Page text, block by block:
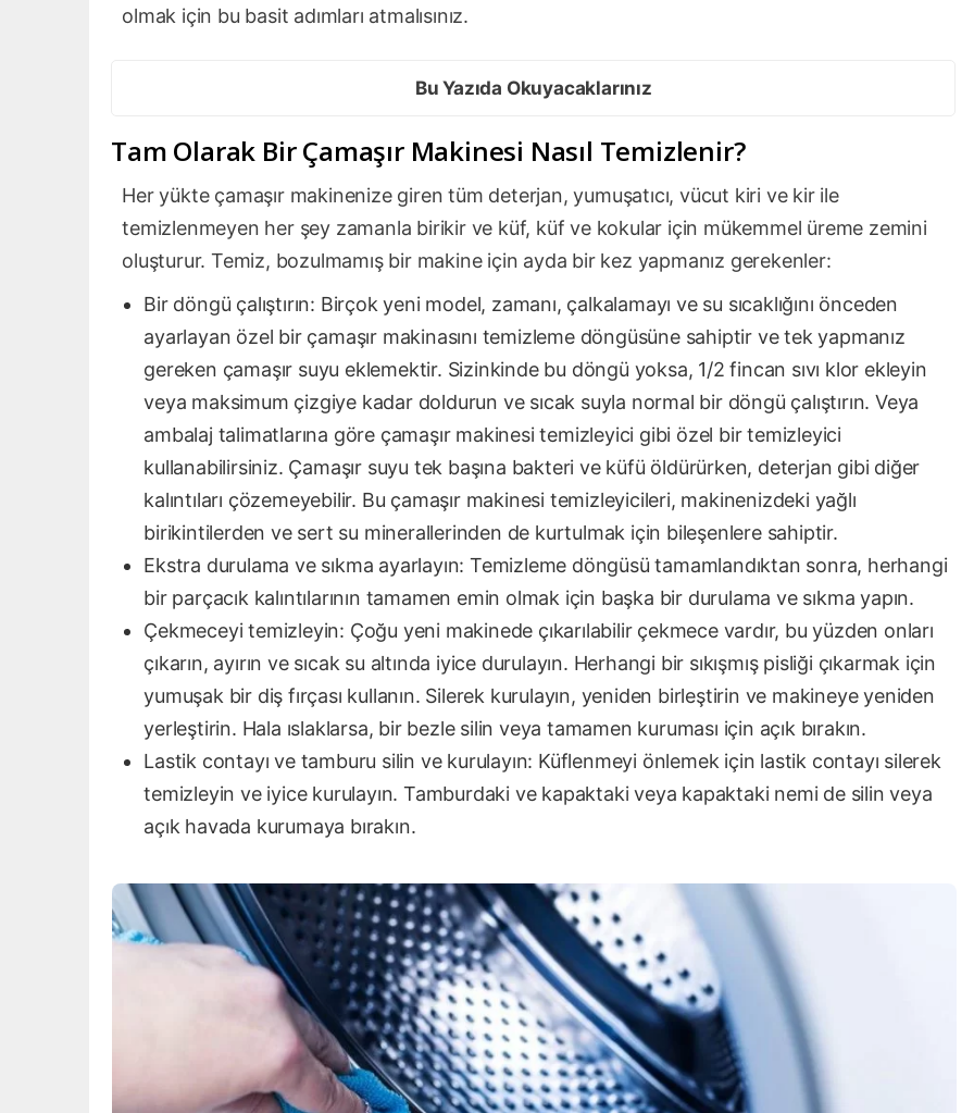
olmak için bu basit adımları atmalısınız.
Bu Yazıda Okuyacaklarınız
Tam Olarak Bir Çamaşır Makinesi Nasıl Temizlenir?
Her yükte çamaşır makinenize giren tüm deterjan, yumuşatıcı, vücut kiri ve kir ile
temizlenmeyen her şey zamanla birikir ve küf, küf ve kokular için mükemmel üreme zemini
oluşturur. Temiz, bozulmamış bir makine için ayda bir kez yapmanız gerekenler:
Bir döngü çalıştırın: Birçok yeni model, zamanı, çalkalamayı ve su sıcaklığını önceden
ayarlayan özel bir çamaşır makinasını temizleme döngüsüne sahiptir ve tek yapmanız
gereken çamaşır suyu eklemektir. Sizinkinde bu döngü yoksa, 1/2 fincan sıvı klor ekleyin
veya maksimum çizgiye kadar doldurun ve sıcak suyla normal bir döngü çalıştırın. Veya
ambalaj talimatlarına göre çamaşır makinesi temizleyici gibi özel bir temizleyici
kullanabilirsiniz. Çamaşır suyu tek başına bakteri ve küfü öldürürken, deterjan gibi diğer
kalıntıları çözemeyebilir. Bu çamaşır makinesi temizleyicileri, makinenizdeki yağlı
birikintilerden ve sert su minerallerinden de kurtulmak için bileşenlere sahiptir.
Ekstra durulama ve sıkma ayarlayın: Temizleme döngüsü tamamlandıktan sonra, herhangi
bir parçacık kalıntılarının tamamen emin olmak için başka bir durulama ve sıkma yapın.
Çekmeceyi temizleyin: Çoğu yeni makinede çıkarılabilir çekmece vardır, bu yüzden onları
çıkarın, ayırın ve sıcak su altında iyice durulayın. Herhangi bir sıkışmış pisliği çıkarmak için
yumuşak bir diş fırçası kullanın. Silerek kurulayın, yeniden birleştirin ve makineye yeniden
yerleştirin. Hala ıslaklarsa, bir bezle silin veya tamamen kuruması için açık bırakın.
Lastik contayı ve tamburu silin ve kurulayın: Küflenmeyi önlemek için lastik contayı silerek
temizleyin ve iyice kurulayın. Tamburdaki ve kapaktaki veya kapaktaki nemi de silin veya
açık havada kurumaya bırakın.